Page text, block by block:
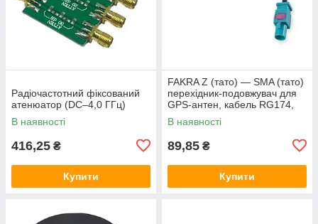
Радіочастотний фіксований
атенюатор (DC–4,0 ГГц)
В наявності
416,25 ₴
Купити
FAKRA Z (тато) — SMA (тато)
перехідник-подовжувач для
GPS-антен, кабель RG174,
15 см
В наявності
89,85 ₴
Купити